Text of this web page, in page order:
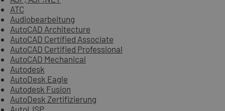
ATC
Audiobearbeitung
AutoCAD Architecture
AutoCAD Certified Associate
AutoCAD Certified Professional
AutoCAD Mechanical
Autodesk
AutoDesk Eagle
Autodesk Fusion
AutoDesk Zertifizierung